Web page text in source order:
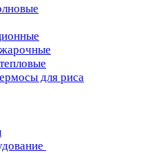
для риса